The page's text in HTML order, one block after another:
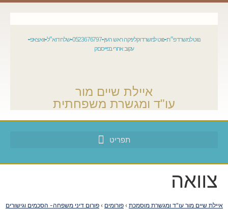
נווט למשרד פ״ת נווט למשרד וקליניקה ראש העין 0523676797 שלח דוא״ל וואצאפ
עקוב אחרי בפייסבוק
איילת שיים מור
עו"ד ומגשרת משפחתית
צוואה
איילת שיים מור עו"ד ומגשרת מוסמכת › פורומים › פורום דיני משפחה- הסכמים וגישורים